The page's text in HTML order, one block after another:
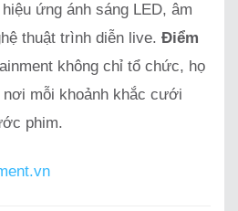
ứng ánh sáng LED, âm
thuật trình diễn live. Điểm
không chỉ tổ chức, họ
nơi mỗi khoảnh khắc cưới
phim.